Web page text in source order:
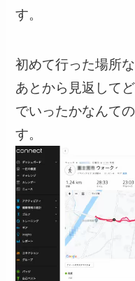
す。
初めて行った場所
あとから見返して
でいったかなんて
す。